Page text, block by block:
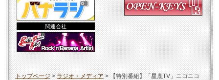
トップページ>ラジオ・メディア>【特別番組】「星鹿TV」ニコニコ
関連会社